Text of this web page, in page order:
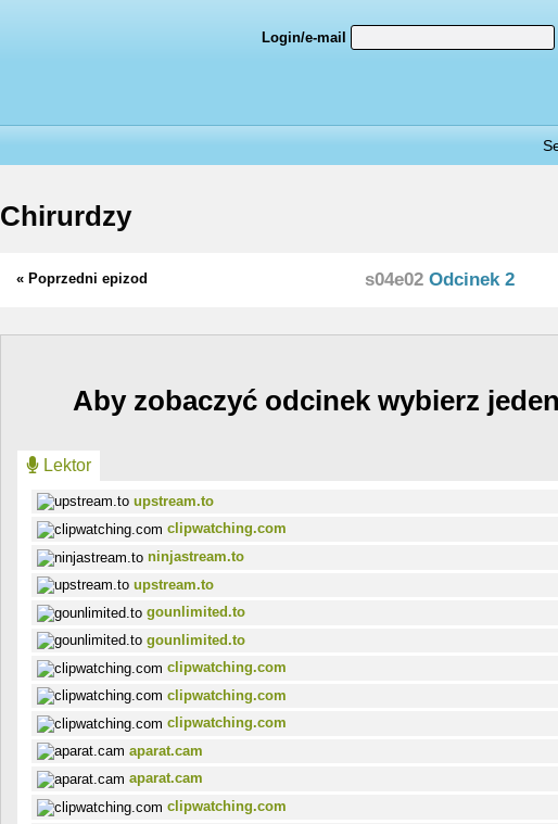
Login/e-mail
Chirurdzy
« Poprzedni epizod s04e02 Odcinek 2
Aby zobaczyć odcinek wybierz
Lektor
upstream.to
clipwatching.com
ninjastream.to
upstream.to
gounlimited.to
gounlimited.to
clipwatching.com
clipwatching.com
clipwatching.com
aparat.cam
aparat.cam
clipwatching.com